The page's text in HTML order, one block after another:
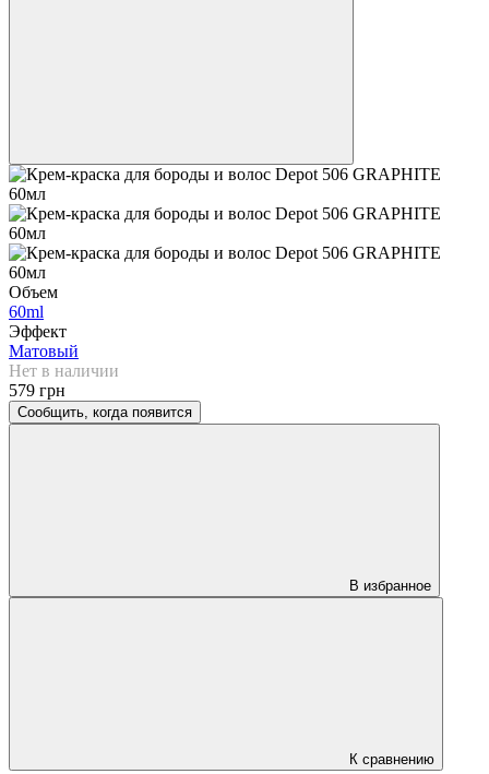
Объем
60ml
Эффект
Матовый
Нет в наличии
579 грн
Сообщить, когда появится
В избранное
К сравнению